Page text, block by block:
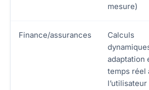
mesure)
Finance/assurances
Calculs
adaptation
temps réel
l’utilisateur